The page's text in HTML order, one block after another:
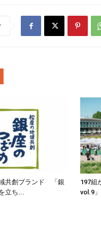
共創ブランド 「銀
立ち...
197組
vol.9」